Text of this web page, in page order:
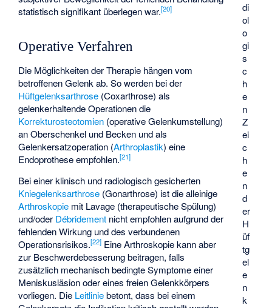
di
ol
o
gi
s
c
h
e
n
Z
ei
c
h
e
n
d
er
H
üf
tg
el
e
n
k
statistisch signifikant überlegen war.[20]
Operative Verfahren
Die Möglichkeiten der Therapie hängen vom
betroffenen Gelenk ab. So werden bei der
Hüftgelenksarthrose (Coxarthrose) als
gelenkerhaltende Operationen die
Korrekturosteotomien (operative Gelenkumstellung)
an Oberschenkel und Becken und als
Gelenkersatzoperation (Arthroplastik) eine
Endoprothese empfohlen.[21]
Bei einer klinisch und radiologisch gesicherten
Kniegelenksarthrose (Gonarthrose) ist die alleinige
Arthroskopie mit Lavage (therapeutische Spülung)
und/oder Débridement nicht empfohlen aufgrund der
fehlenden Wirkung und des verbundenen
Operationsrisikos.[22] Eine Arthroskopie kann aber
zur Beschwerdebesserung beitragen, falls
zusätzlich mechanisch bedingte Symptome einer
Meniskusläsion oder eines freien Gelenkkörpers
vorliegen. Die Leitliniebetont, dass bei einem